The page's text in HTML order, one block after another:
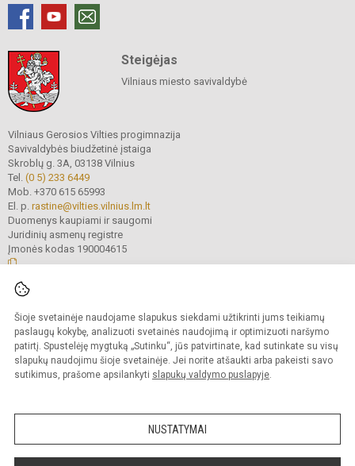
Šioje svetainėje naudojame slapukus siekdami užtikrinti jums teikiamų
paslaugų kokybę, analizuoti svetainės naudojimą ir optimizuoti naršymo
patirtį. Spustelėję mygtuką „Sutinku“, jūs patvirtinate, kad sutinkate su visų
slapukų naudojimu šioje svetainėje. Jei norite atšaukti arba pakeisti savo
sutikimus, prašome apsilankyti slapukų valdymo puslapyje.
NUSTATYMAI
Steigėjas
Vilniaus miesto savivaldybė
Vilniaus Gerosios Vilties progimnazija
Savivaldybės biudžetinė įstaiga
Skroblų g. 3A, 03138 Vilnius
Tel. (0 5) 233 6449
Mob. +370 615 65993
El. p. rastine@vilties.vilnius.lm.lt
Duomenys kaupiami ir saugomi
Juridinių asmenų registre
Įmonės kodas 190004615
Kopijuoti turinį be raštiško progimnazijos administracijos sutikimo griežtai
draudžiama.
Prieinamumo paraiška Slapukų valdymas
Sumanus būdas atnaujinti